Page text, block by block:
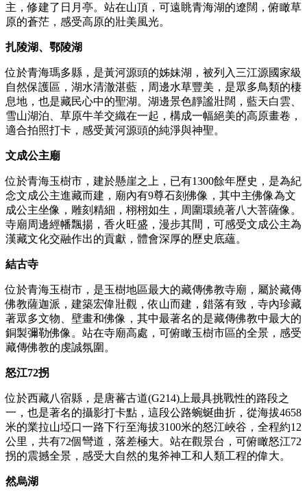
主，修建了日月亭。站在山頂，可遠眺青海湖的遼闊，俯瞰草
原的蒼茫，感受高原的壯美風光。
扎陵湖、鄂陵湖
位於青海瑪多縣，是黃河源頭的姊妹湖，被列入三江源國家級
自然保護區，湖水清澈湛藍，周邊水草豐美，是眾多鳥類的棲
息地，也是藏民心中的聖湖。湖邊景色靜謐壯闊，藍天白雲、
雪山湖泊、草原牛羊交織在一起，構成一幅絕美的高原畫卷，
適合拍照打卡，感受黃河源頭的純淨與神聖。
文成公主廟
位於青海玉樹市，建於懸崖之上，已有1300餘年歷史，是為紀
念文成公主進藏而建，廟內有9尊石刻佛像，其中主佛像為文
成公主坐像，雕刻精細，栩栩如生，周圍環繞著八大菩薩像。
寺廟周邊經幡飄揚，香火旺盛，漫步其間，可感受文成公主為
漢藏文化交融作出的貢獻，體會深厚的歷史底蘊。
結古寺
位於青海玉樹市，是玉樹地區最大的藏傳佛教寺廟，屬於藏傳
佛教薩迦派，建築宏偉壯觀，依山而建，錯落有致，寺內珍藏
著眾多文物、壁畫和佛像，其中最著名的是藏傳佛教中最大的
銅製彌勒佛像。站在寺廟高處，可俯瞰玉樹市區的全景，感受
藏傳佛教的虔誠氛圍。
怒江72拐
位於西藏八宿縣，是唐蕃古道(G214)上最具挑戰性的路段之
一，也是著名的攝影打卡點，這段公路蜿蜒曲折，從海拔4658
米的業拉山埡口一路下行至海拔3100米的怒江峽谷，全程約12
公里，共有72個彎道，落差極大。站在觀景台，可俯瞰怒江72
拐的震撼全景，感受大自然的鬼斧神工和人類工程的偉大。
然烏湖